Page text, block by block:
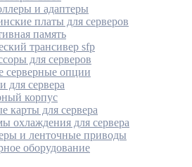
и адаптеры
платы для серверов
память
трансивер sfp
для серверов
серверные опции
для сервера
корпус
карты для сервера
охлаждения для сервера
и ленточные приводы
оборудование